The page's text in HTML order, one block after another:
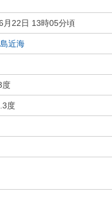
月22日 13時05分頃
近海
度
度